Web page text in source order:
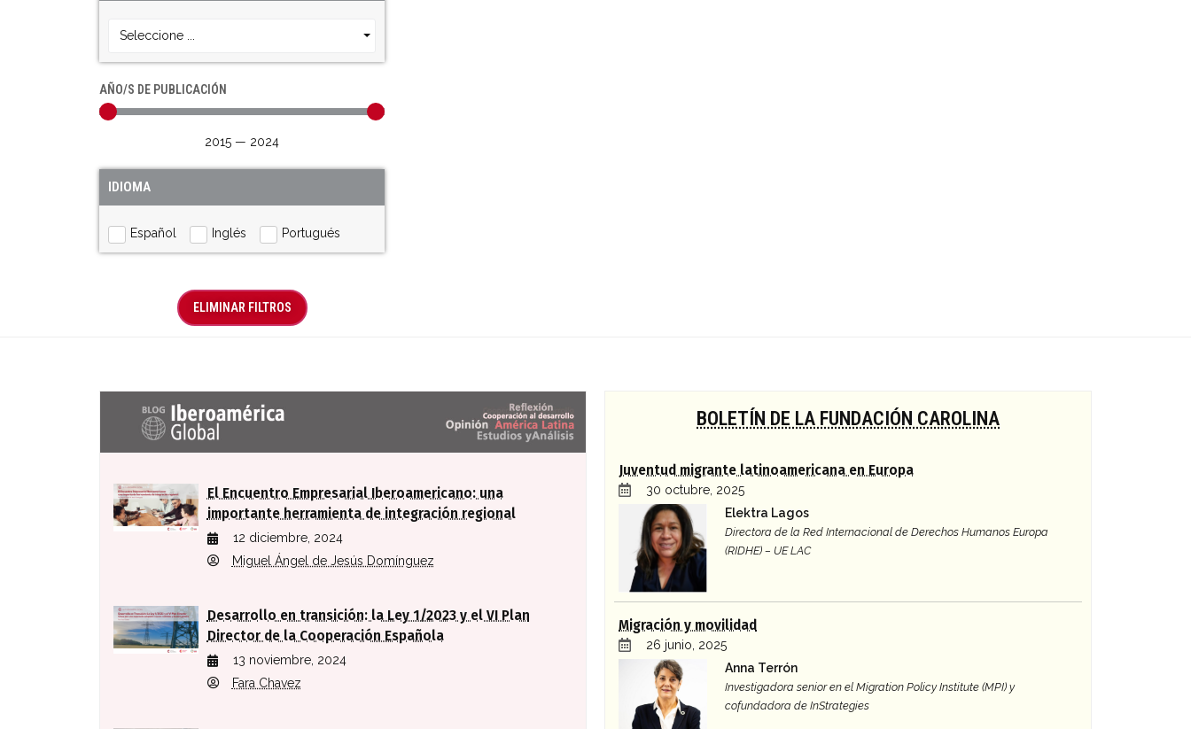
Seleccione ...
AÑO/S DE PUBLICACIÓN
2015 — 2024
IDIOMA
Español Inglés Portugués
ELIMINAR FILTROS
Últimas entradas Blog Iberoamérica global
El Encuentro Empresarial Iberoamericano: una
importante herramienta de integración regional
12 diciembre, 2024
Miguel Ángel de Jesús Domínguez
Desarrollo en transición: la Ley 1/2023 y el VI Plan
Director de la Cooperación Española
13 noviembre, 2024
Fara Chavez
BOLETÍN DE LA FUNDACIÓN CAROLINA
Juventud migrante latinoamericana en Europa
30 octubre, 2025
Elektra Lagos
Directora de la Red Internacional de Derechos Humanos Europa
(RIDHE) – UE LAC
Migración y movilidad
26 junio, 2025
Anna Terrón
Investigadora senior en el Migration Policy Institute (MPI) y
cofundadora de InStrategies